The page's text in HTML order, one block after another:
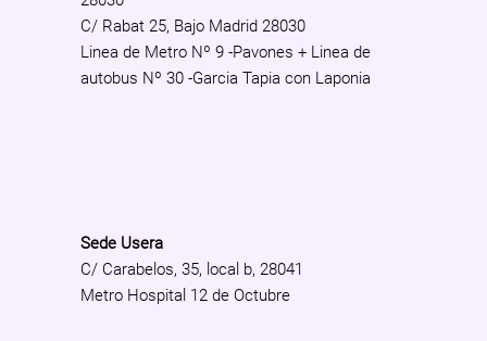
C/ Rabat 25, Bajo Madrid 28030
Linea de Metro Nº 9 -Pavones + Linea de
autobus Nº 30 -Garcia Tapia con Laponia
Sede Usera
C/ Carabelos, 35, local b, 28041
Metro Hospital 12 de Octubre